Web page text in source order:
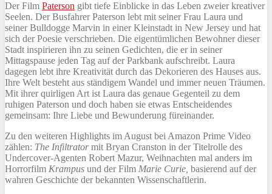
Der Film Paterson gibt tiefe Einblicke in das Leben zweier kreativer
Seelen. Der Busfahrer Paterson lebt mit seiner Frau Laura und
seiner Bulldogge Marvin in einer Kleinstadt in New Jersey und hat
sich der Poesie verschrieben. Die eigentümlichen Bewohner dieser
Stadt inspirieren ihn zu seinen Gedichten, die er in seiner
Mittagspause jeden Tag auf der Parkbank aufschreibt. Laura
dagegen lebt ihre Kreativität durch das Dekorieren des Hauses aus.
Ihre Welt besteht aus ständigem Wandel und immer neuen Träumen.
Mit ihrer quirligen Art ist Laura das genaue Gegenteil zu dem
ruhigen Paterson und doch haben sie etwas Entscheidendes
gemeinsam: Ihre Liebe und Bewunderung füreinander.
Zu den weiteren Highlights im August bei Amazon Prime Video
zählen: The Infiltratormit Bryan Cranston in der Titelrolle des
Undercover-Agenten Robert Mazur, Weihnachten mal anders im
Horrorfilm Krampus und der Film Marie Curie, basierend auf der
wahren Geschichte der bekannten Wissenschaftlerin.